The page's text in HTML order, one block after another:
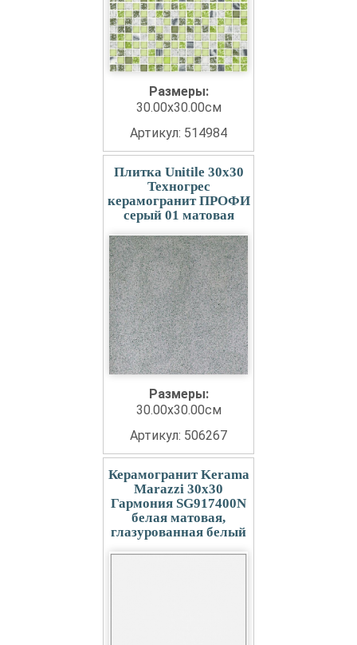
Размеры:
30.00x30.00см
Артикул: 514984
Плитка Unitile 30x30
Техногрес
керамогранит ПРОФИ
серый 01 матовая
Размеры:
30.00x30.00см
Артикул: 506267
Керамогранит Kerama
Marazzi 30x30
Гармония SG917400N
белая матовая,
глазурованная белый